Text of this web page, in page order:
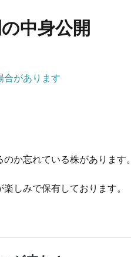
中身公開
があります
か忘れている株があります。
しみで保有しております。